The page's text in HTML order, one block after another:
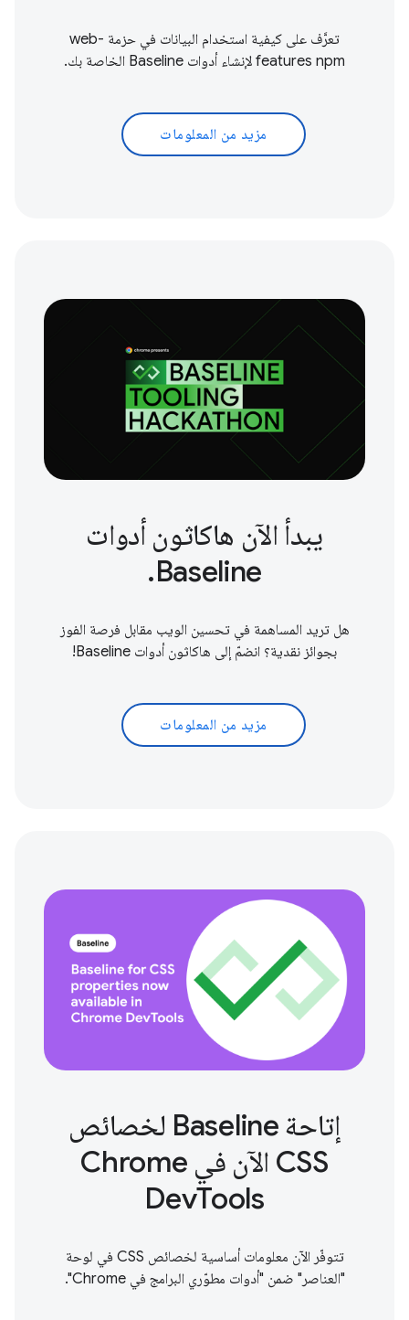
تعرَّف على كيفية استخدام البيانات في حزمة web-
features npm لإنشاء أدوات Baseline الخاصة بك.
مزيد من المعلومات
يبدأ الآن هاكاثون أدوات
Baseline.
هل تريد المساهمة في تحسين الويب مقابل فرصة الفوز
بجوائز نقدية؟ انضمّ إلى هاكاثون أدوات Baseline!
مزيد من المعلومات
إتاحة Baseline لخصائص
CSS الآن في Chrome
DevTools
تتوفّر الآن معلومات أساسية لخصائص CSS في لوحة
"العناصر" ضمن "أدوات مطوّري البرامج في Chrome".